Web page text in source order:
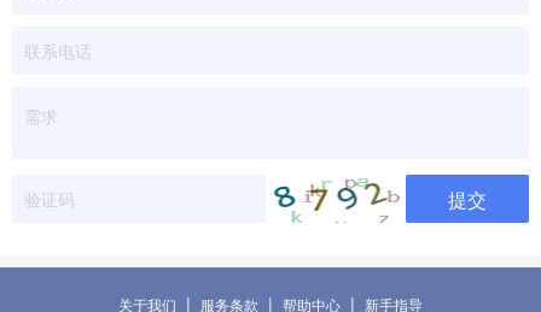
提交
关于我们 | 服务条款 | 帮助中心 | 新手指导